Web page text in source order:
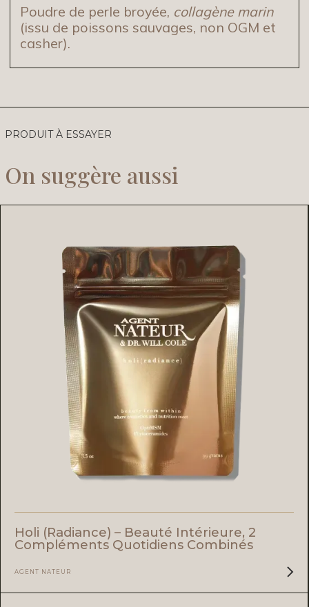
Poudre de perle broyée, collagène marin
(issu de poissons sauvages, non OGM et
casher).
PRODUIT À ESSAYER
On suggère aussi
Holi (radiance) – Beauté Intérieure, 2
Compléments Quotidiens Combinés
AGENT NATEUR